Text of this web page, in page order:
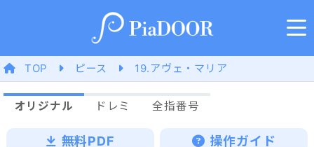
TOP ピース 19.アヴェ・マリア
オリジナル ドレミ 全指番号
無料PDF 操作ガイド